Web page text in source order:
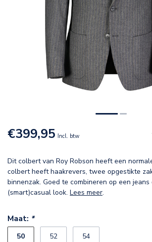
€399,95 Incl. btw
Dit colbert van Roy Robson heeft een
colbert heeft haakrevers, twee opgestikte
binnenzak. Goed te combineren op een
(smart)casual look. Lees meer.
Maat: *
50 52 54